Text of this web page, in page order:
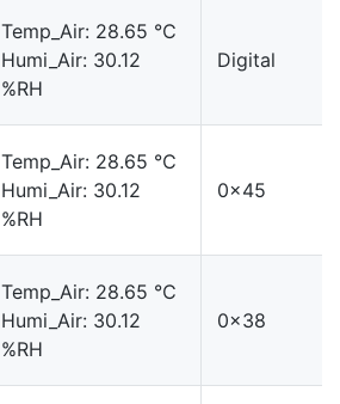
Temp_Air: 28.65 ℃
Humi_Air: 30.12
%RH
Digital
Temp_Air: 28.65 ℃
Humi_Air: 30.12
%RH
0x45
Temp_Air: 28.65 ℃
Humi_Air: 30.12
%RH
0x38